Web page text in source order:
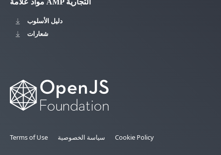
مواد علامة AMP التجارية
دليل الأسلوب
شعارات
Terms of Use سياسة الخصوصية Cookie Policy